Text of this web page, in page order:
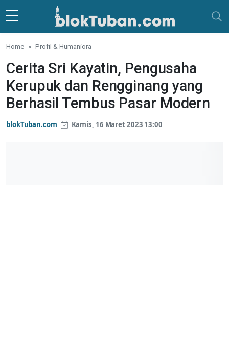
Skip to main content
Home Profil & Humaniora
Cerita Sri Kayatin, Pengusaha
Kerupuk dan Rengginang yang
Berhasil Tembus Pasar Modern
blokTuban.com Kamis, 16 Maret 2023 13:00